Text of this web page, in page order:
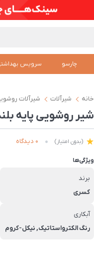
چارسو سرویس
خانه شیرآلات شیرآلات
شیر روشویی پایه
(بدون امتیاز) 0 دیدگاه
ویژگی‌ها
برند
کسری
آبکاری
رنگ الکترواستاتیک, نیکل-کروم